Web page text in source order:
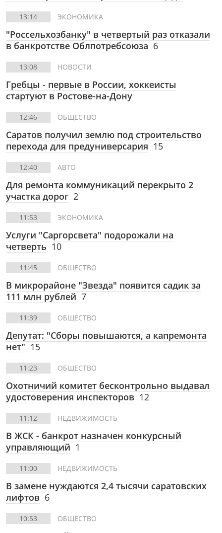
13:14 ЭКОНОМИКА
"Россельхозбанку" в четвертый раз отказали
в банкротстве Облпотребсоюза 6
13:08 НОВОСТИ
Гребцы - первые в России, хоккеисты
стартуют в Ростове-на-Дону
12:46 ОБЩЕСТВО
Саратов получил землю под строительство
перехода для предуниверсария 15
12:40 АВТО
Для ремонта коммуникаций перекрыто 2
участка дорог 2
11:53 ЭКОНОМИКА
Услуги "Саргорсвета" подорожали на
четверть 10
11:45 ОБЩЕСТВО
В микрорайоне "Звезда" появится садик за
111 млн рублей 7
11:39 ОБЩЕСТВО
Депутат: "Сборы повышаются, а капремонта
нет" 15
11:23 ОБЩЕСТВО
Охотничий комитет бесконтрольно выдавал
удостоверения инспекторов 12
11:12 НЕДВИЖИМОСТЬ
В ЖСК - банкрот назначен конкурсный
управляющий 1
11:00 НЕДВИЖИМОСТЬ
В замене нуждаются 2,4 тысячи саратовских
лифтов 6
10:53 ОБЩЕСТВО